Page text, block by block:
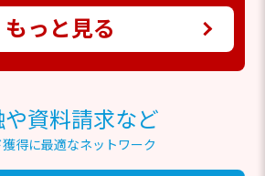
もっと見る
資料請求など
獲得に最適なネットワーク